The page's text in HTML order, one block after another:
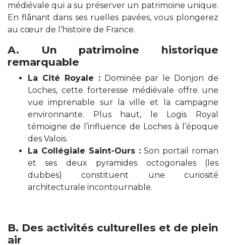
médiévale qui a su préserver un patrimoine unique.
En flânant dans ses ruelles pavées, vous plongerez
au cœur de l’histoire de France.
A. Un patrimoine historique
remarquable
La Cité Royale :Dominée par le Donjon de
Loches, cette forteresse médiévale offre une
vue imprenable sur la ville et la campagne
environnante. Plus haut, le Logis Royal
témoigne de l’influence de Loches à l’époque
des Valois.
La Collégiale Saint-Ours : Son portail roman
et ses deux pyramides octogonales (les
dubbes) constituent une curiosité
architecturale incontournable.
B. Des activités culturelles et de plein
air